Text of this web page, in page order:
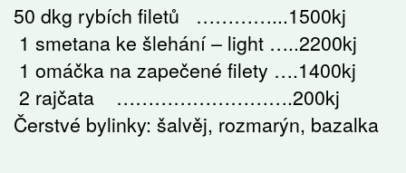
50 dkg rybích filetů …………...1500kj
1 smetana ke šlehání – light …..2200kj
1 omáčka na zapečené filety ….1400kj
2 rajčata ……………………….200kj
Čerstvé bylinky: šalvěj, rozmarýn, bazalka